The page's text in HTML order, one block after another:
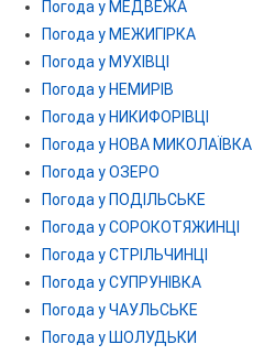
Погода у МЕДВЕЖА
Погода у МЕЖИГІРКА
Погода у МУХІВЦІ
Погода у НЕМИРІВ
Погода у НИКИФОРІВЦІ
Погода у НОВА МИКОЛАЇВКА
Погода у ОЗЕРО
Погода у ПОДІЛЬСЬКЕ
Погода у СОРОКОТЯЖИНЦІ
Погода у СТРІЛЬЧИНЦІ
Погода у СУПРУНІВКА
Погода у ЧАУЛЬСЬКЕ
Погода у ШОЛУДЬКИ